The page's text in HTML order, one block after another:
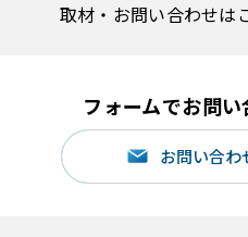
取材・お問い合わせは
フォームでお問い
お問い合わ